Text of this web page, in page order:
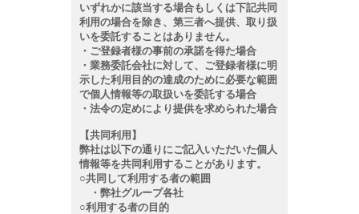
いずれかに該当する場合もしくは下記共同
利用の場合を除き、第三者へ提供、取り扱
いを委託することはありません。
・ご登録者様の事前の承諾を得た場合
・業務委託会社に対して、ご登録者様に明
示した利用目的の達成のために必要な範囲
で個人情報等の取扱いを委託する場合
・法令の定めにより提供を求められた場合
【共同利用】
弊社は以下の通りにご記入いただいた個人
情報等を共同利用することがあります。
○共同して利用する者の範囲
・弊社グループ各社
○利用する者の目的